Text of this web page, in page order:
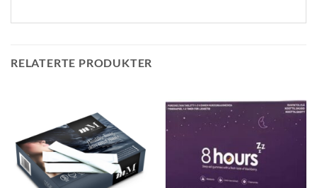
RELATERTE PRODUKTER